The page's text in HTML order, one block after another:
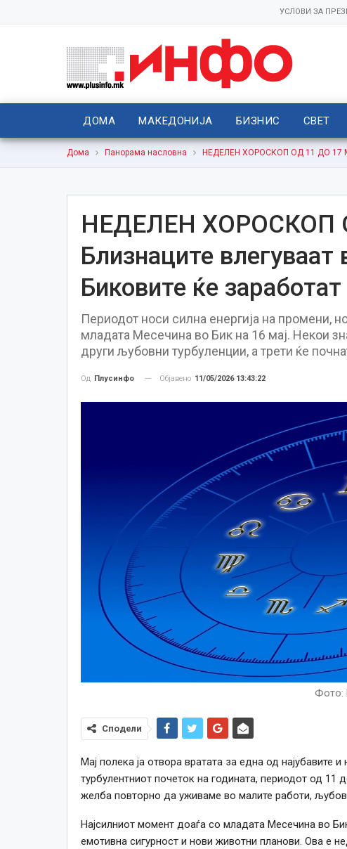
УСЛОВИ ЗА
ДОМА МАКЕДОНИЈА БИЗНИС СВЕТ
Дома Панорама насловна НЕДЕЛЕН ХОРОСКОП ОД 11 ДО 17
НЕДЕЛЕН ХОРОСКОП
Близнаците
Биковите ќе
Периодот носи силна енергија на промени,
младата Месечина во Бик на 16 мај. Некои
други љубовни турбуленции, а трети ќе
Од Плусинфо Објавено 11/05/2026 13:43:22
Фото:
Сподели
Мај полека ја отвора вратата за една од најубавите
турбулентниот почеток на годината, периодот од 11
желба повторно да уживаме во малите работи,
Најсилниот момент доаѓа со младата Месечина во
емотивна сигурност и нови животни планови. Ова е